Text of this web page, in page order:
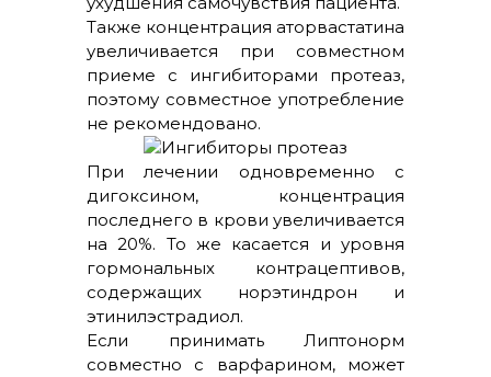
Также концентрация аторвастатина
увеличивается при совместном
приеме с ингибиторами протеаз,
поэтому совместное употребление
не рекомендовано.
При лечении одновременно с
дигоксином, концентрация
последнего в крови увеличивается
на 20%. То же касается и уровня
гормональных контрацептивов,
содержащих норэтиндрон и
этинилэстрадиол.
Если принимать Липтонорм
совместно с варфарином, может